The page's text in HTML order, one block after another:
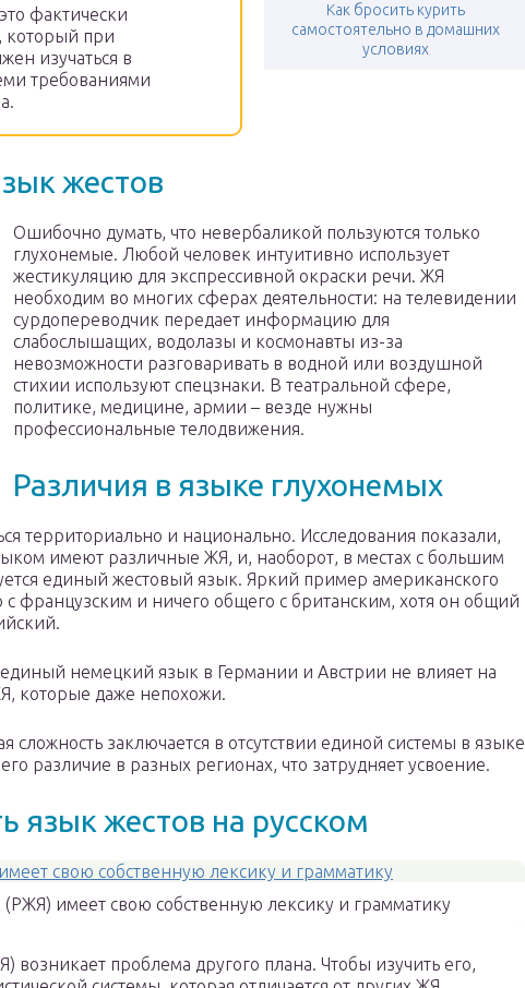
Как бросить курить
самостоятельно в домашних
условиях
фактически
который при
изучаться в
требованиями
жестов
Ошибочно думать, что невербаликой пользуются только
глухонемые. Любой человек интуитивно использует
жестикуляцию для экспрессивной окраски речи. ЖЯ
необходим во многих сферах деятельности: на телевидении
сурдопереводчик передает информацию для
слабослышащих, водолазы и космонавты из-за
невозможности разговаривать в водной или воздушной
стихии используют спецзнаки. В театральной сфере,
политике, медицине, армии – везде нужны
профессиональные телодвижения.
Различия в языке глухонемых
территориально и национально. Исследования показали,
имеют различные ЖЯ, и, наоборот, в местах с большим
единый жестовый язык. Яркий пример американского
французским и ничего общего с британским, хотя он общий
единый немецкий язык в Германии и Австрии не влияет на
которые даже непохожи.
сложность заключается в отсутствии единой системы в языке
различие в разных регионах, что затрудняет усвоение.
язык жестов на русском
имеет свою собственную лексику и грамматику
проблема другого плана. Чтобы изучить его,